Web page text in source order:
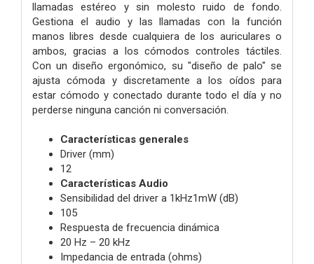
llamadas estéreo y sin molesto ruido de fondo.
Gestiona el audio y las llamadas con la función
manos libres desde cualquiera de los auriculares o
ambos, gracias a los cómodos controles táctiles.
Con un diseño ergonómico, su "diseño de palo" se
ajusta cómoda y discretamente a los oídos para
estar cómodo y conectado durante todo el día y no
perderse ninguna canción ni conversación.
Características generales
Driver (mm)
12
Características Audio
Sensibilidad del driver a 1kHz1mW (dB)
105
Respuesta de frecuencia dinámica
20 Hz – 20 kHz
Impedancia de entrada (ohms)